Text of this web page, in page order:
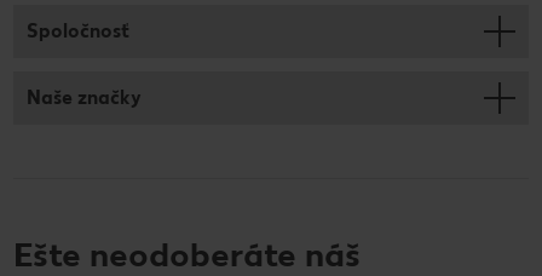
Spoločnosť
Naše značky
Ešte neodoberáte náš